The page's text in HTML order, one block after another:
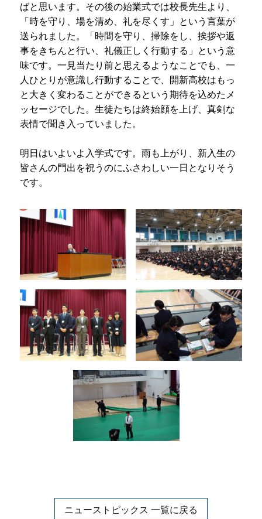
ばと思います。その後の始業式では校長先生より、
「時を守り、場を清め、礼を尽くす」という言葉が
送られました。「時間を守り、掃除をし、挨拶や返
事をきちんと行い、礼儀正しく行動する」という意
味です。一見当たり前と思えるようなことでも、一
人ひとりが意識し行動することで、開新高校はもっ
と大きく変わることができるという期待を込めたメ
ッセージでした。生徒たちは終始顔を上げ、真剣な
表情で聞き入っていました。
明日はいよいよ入学式です。雨も上がり、新入生の
皆さんの門出を祝うのにふさわしい一日となりそう
です。
ニューストピックス 一覧に戻る
受験生の方へ
在校生の方へ
保護者の方へ
卒業生の方へ